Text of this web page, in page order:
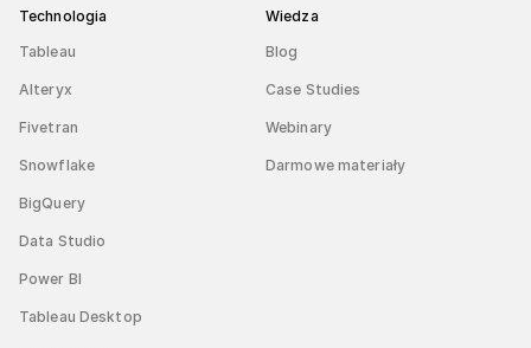
Technologia
Tableau
Alteryx
Fivetran
Snowflake
BigQuery
Data Studio
Power BI
Tableau Desktop
Wiedza
Blog
Case Studies
Webinary
Darmowe materiały